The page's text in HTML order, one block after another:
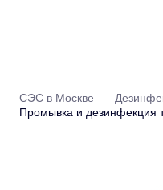
СЭС в Москве
Промывка и дезинфекция